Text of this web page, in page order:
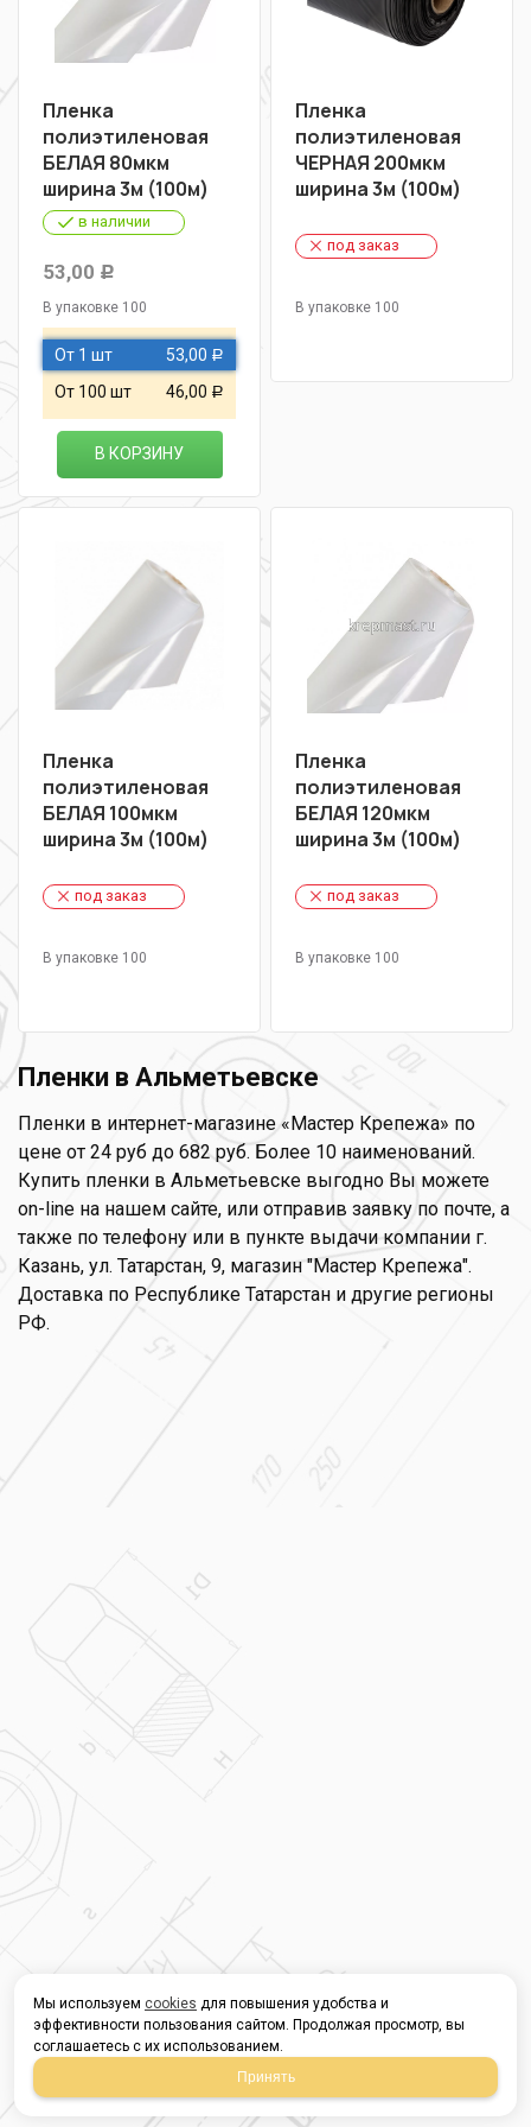
Пленка
полиэтиленовая
БЕЛАЯ 80мкм
ширина 3м (100м)
в наличии
53,00 Р
В упаковке 100
От 1 шт 53,00 Р
От 100 шт 46,00 Р
В КОРЗИНУ
Пленка
полиэтиленовая
ЧЕРНАЯ 200мкм
ширина 3м (100м)
под заказ
В упаковке 100
Пленка
полиэтиленовая
БЕЛАЯ 100мкм
ширина 3м (100м)
под заказ
В упаковке 100
Пленка
полиэтиленовая
БЕЛАЯ 120мкм
ширина 3м (100м)
под заказ
В упаковке 100
Пленки в Альметьевске
Пленки в интернет-магазине «Мастер Крепежа» по
цене от 24 руб до 682 руб. Более 10 наименований.
Купить пленки в Альметьевске выгодно Вы можете
on-line на нашем сайте, или отправив заявку по почте, а
также по телефону или в пункте выдачи компании г.
Казань, ул. Татарстан, 9, магазин "Мастер Крепежа".
Доставка по Республике Татарстан и другие регионы
РФ.
Мы используем cookies для повышения удобства и
эффективности пользования сайтом. Продолжая просмотр, вы
соглашаетесь с их использованием.
Принять